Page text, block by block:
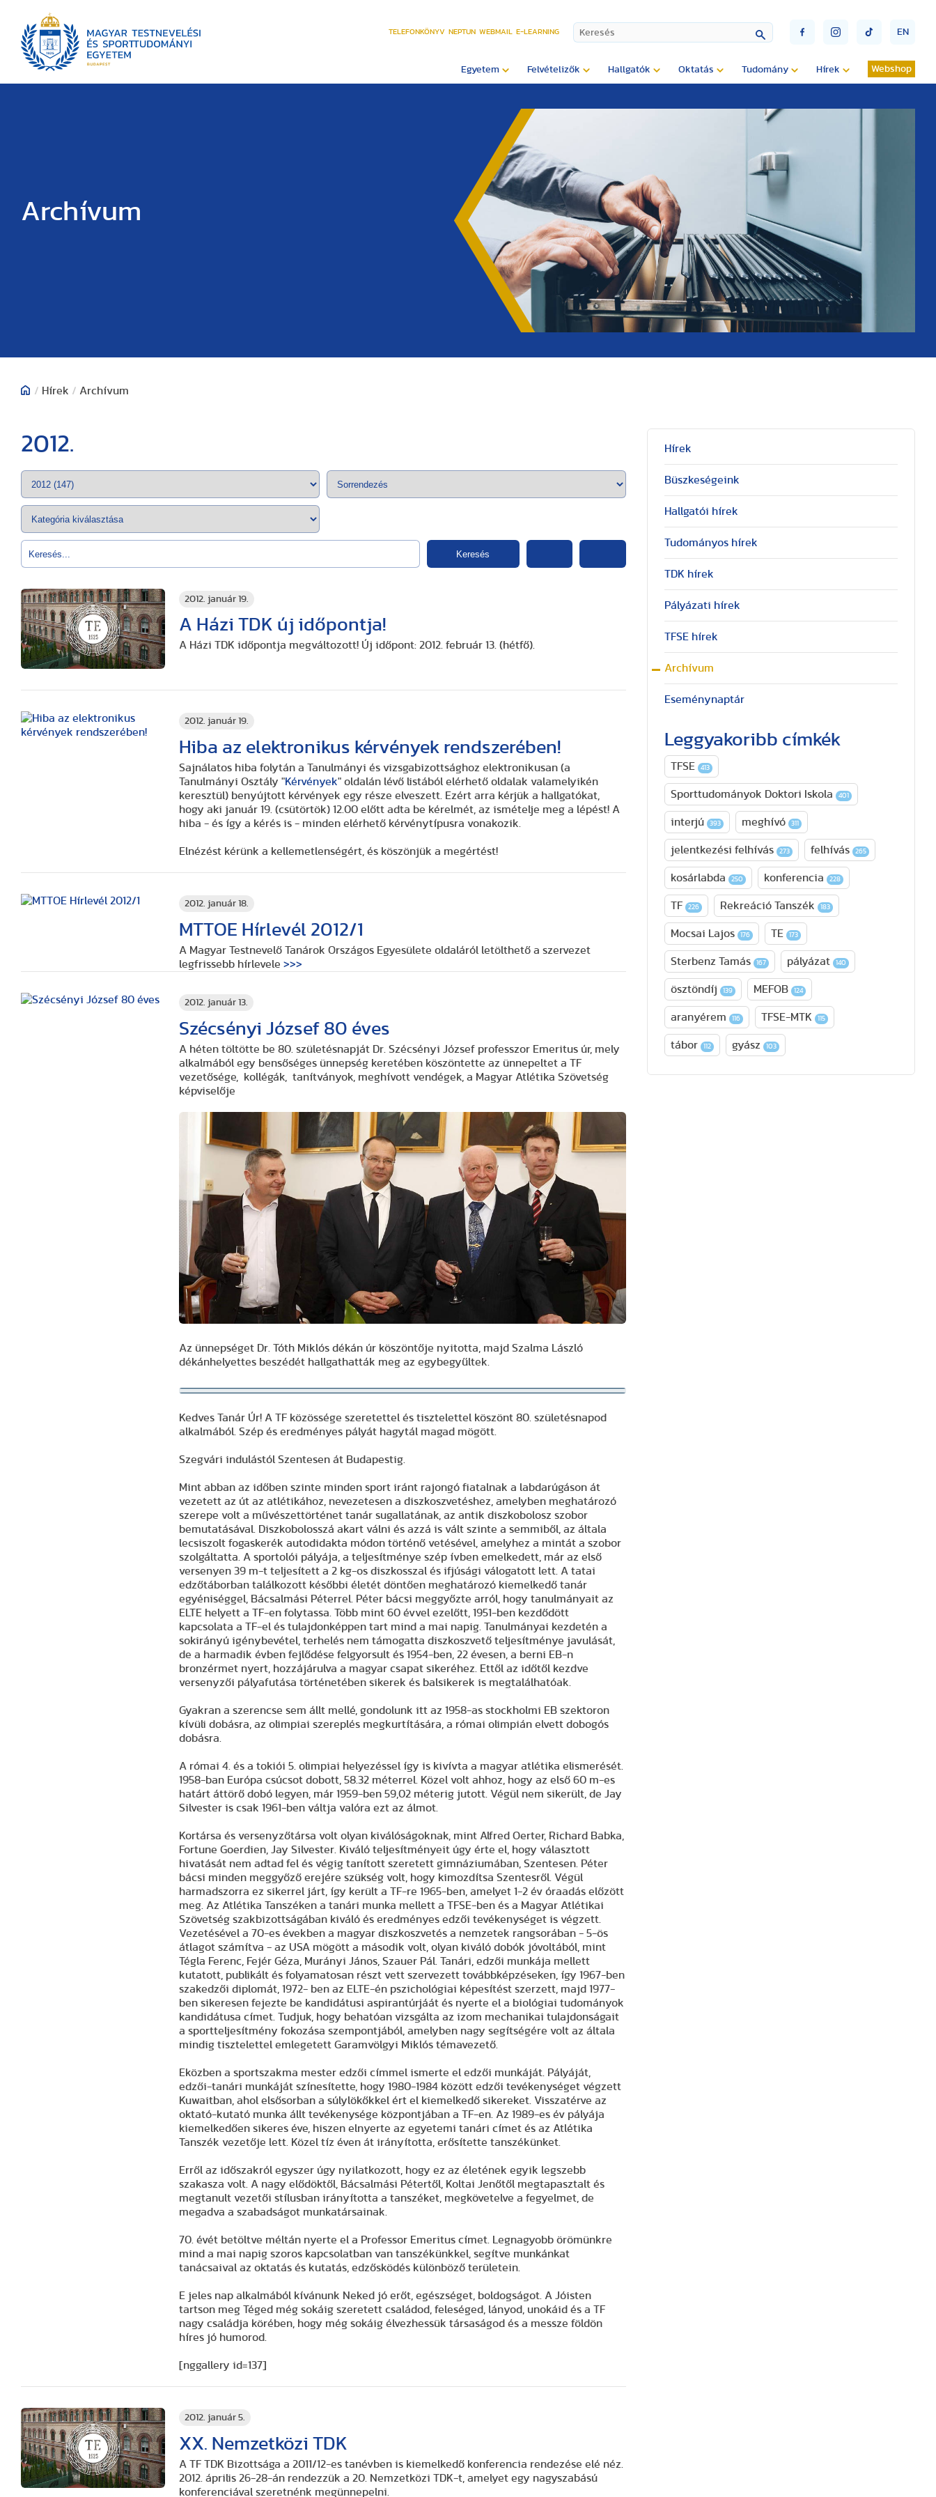
TELEFONKÖNYV NEPTUN WEBMAIL E-LEARNING EN
Egyetem Felvételizők Hallgatók Oktatás Tudomány Hírek Webshop
Archívum
/ Hírek / Archívum
2012.
Keresés
2012. január 19.
A Házi TDK új időpontja!
A Házi TDK időpontja megváltozott! Új időpont: 2012. február 13. (hétfő).
2012. január 19.
Hiba az elektronikus kérvények rendszerében!
Sajnálatos hiba folytán a Tanulmányi és vizsgabizottsághoz elektronikusan (a
Tanulmányi Osztály "Kérvények" oldalán lévő listából elérhető oldalak valamelyikén
keresztül) benyújtott kérvények egy része elveszett. Ezért arra kérjük a hallgatókat,
hogy aki január 19. (csütörtök) 12.00 előtt adta be kérelmét, az ismételje meg a lépést! A
hiba - és így a kérés is - minden elérhető kérvénytípusra vonakozik.
Elnézést kérünk a kellemetlenségért, és köszönjük a megértést!
2012. január 18.
MTTOE Hírlevél 2012/1
A Magyar Testnevelő Tanárok Országos Egyesülete oldaláról letölthető a szervezet
legfrissebb hírlevele>>>
2012. január 13.
Szécsényi József 80 éves
A héten töltötte be 80. születésnapját Dr. Szécsényi József professzor Emeritus úr, mely
alkalmából egy bensőséges ünnepség keretében köszöntette az ünnepeltet a TF
vezetősége, kollégák, tanítványok, meghívott vendégek, a Magyar Atlétika Szövetség
képviselője
Az ünnepséget Dr. Tóth Miklós dékán úr köszöntője nyitotta, majd Szalma László
dékánhelyettes beszédét hallgathatták meg az egybegyűltek.
Kedves Tanár Úr! A TF közössége szeretettel és tisztelettel köszönt 80. születésnapod
alkalmából. Szép és eredményes pályát hagytál magad mögött.
Szegvári indulástól Szentesen át Budapestig.
Mint abban az időben szinte minden sport iránt rajongó fiatalnak a labdarúgáson át
vezetett az út az atlétikához, nevezetesen a diszkoszvetéshez, amelyben meghatározó
szerepe volt a művészettörténet tanár sugallatának, az antik diszkobolosz szobor
bemutatásával. Diszkobolosszá akart válni és azzá is vált szinte a semmiből, az általa
lecsiszolt fogaskerék autodidakta módon történő vetésével, amelyhez a mintát a szobor
szolgáltatta. A sportolói pályája, a teljesítménye szép ívben emelkedett, már az első
versenyen 39 m-t teljesített a 2 kg-os diszkosszal és ifjúsági válogatott lett. A tatai
edzőtáborban találkozott későbbi életét döntően meghatározó kiemelkedő tanár
egyéniséggel, Bácsalmási Péterrel. Péter bácsi meggyőzte arról, hogy tanulmányait az
ELTE helyett a TF-en folytassa. Több mint 60 évvel ezelőtt, 1951-ben kezdődött
kapcsolata a TF-el és tulajdonképpen tart mind a mai napig. Tanulmányai kezdetén a
sokirányú igénybevétel, terhelés nem támogatta diszkoszvető teljesítménye javulását,
de a harmadik évben fejlődése felgyorsult és 1954-ben, 22 évesen, a berni EB-n
bronzérmet nyert, hozzájárulva a magyar csapat sikeréhez. Ettől az időtől kezdve
versenyzői pályafutása történetében sikerek és balsikerek is megtalálhatóak.
Gyakran a szerencse sem állt mellé, gondolunk itt az 1958-as stockholmi EB szektoron
kívüli dobásra, az olimpiai szereplés megkurtítására, a római olimpián elvett dobogós
dobásra.
A római 4. és a tokiói 5. olimpiai helyezéssel így is kivívta a magyar atlétika elismerését.
1958-ban Európa csúcsot dobott, 58.32 méterrel. Közel volt ahhoz, hogy az első 60 m-es
határt áttörő dobó legyen, már 1959-ben 59,02 méterig jutott. Végül nem sikerült, de Jay
Silvester is csak 1961-ben váltja valóra ezt az álmot.
Kortársa és versenyzőtársa volt olyan kiválóságoknak, mint Alfred Oerter, Richard Babka,
Fortune Goerdien, Jay Silvester. Kiváló teljesítményeit úgy érte el, hogy választott
hivatását nem adtad fel és végig tanított szeretett gimnáziumában, Szentesen. Péter
bácsi minden meggyőző erejére szükség volt, hogy kimozdítsa Szentesről. Végül
harmadszorra ez sikerrel járt, így került a TF-re 1965-ben, amelyet 1-2 év óraadás előzött
meg. Az Atlétika Tanszéken a tanári munka mellett a TFSE-ben és a Magyar Atlétikai
Szövetség szakbizottságában kiváló és eredményes edzői tevékenységet is végzett.
Vezetésével a 70-es években a magyar diszkoszvetés a nemzetek rangsorában - 5-ös
átlagot számítva - az USA mögött a második volt, olyan kiváló dobók jóvoltából, mint
Tégla Ferenc, Fejér Géza, Murányi János, Szauer Pál. Tanári, edzői munkája mellett
kutatott, publikált és folyamatosan részt vett szervezett továbbképzéseken, így 1967-ben
szakedzői diplomát, 1972- ben az ELTE-én pszichológiai képesítést szerzett, majd 1977-
ben sikeresen fejezte be kandidátusi aspirantúrjáát és nyerte el a biológiai tudományok
kandidátusa címet. Tudjuk, hogy behatóan vizsgálta az izom mechanikai tulajdonságait
a sportteljesítmény fokozása szempontjából, amelyben nagy segítségére volt az általa
mindig tisztelettel emlegetett Garamvölgyi Miklós témavezető.
Eközben a sportszakma mester edzői címmel ismerte el edzői munkáját. Pályáját,
edzői-tanári munkáját színesítette, hogy 1980-1984 között edzői tevékenységet végzett
Kuwaitban, ahol elsősorban a súlylökőkkel ért el kiemelkedő sikereket. Visszatérve az
oktató-kutató munka állt tevékenysége központjában a TF-en. Az 1989-es év pályája
kiemelkedően sikeres éve, hiszen elnyerte az egyetemi tanári címet és az Atlétika
Tanszék vezetője lett. Közel tíz éven át irányította, erősítette tanszékünket.
Erről az időszakról egyszer úgy nyilatkozott, hogy ez az életének egyik legszebb
szakasza volt. A nagy elődöktől, Bácsalmási Pétertől, Koltai Jenőtől megtapasztalt és
megtanult vezetői stílusban irányította a tanszéket, megkövetelve a fegyelmet, de
megadva a szabadságot munkatársainak.
70. évét betöltve méltán nyerte el a Professor Emeritus címet. Legnagyobb örömünkre
mind a mai napig szoros kapcsolatban van tanszékünkkel, segítve munkánkat
tanácsaival az oktatás és kutatás, edzősködés különböző területein.
E jeles nap alkalmából kívánunk Neked jó erőt, egészséget, boldogságot. A Jóisten
tartson meg Téged még sokáig szeretett családod, feleséged, lányod, unokáid és a TF
nagy családja körében, hogy még sokáig élvezhessük társaságod és a messze földön
híres jó humorod.
[nggallery id=137]
2012. január 5.
XX. Nemzetközi TDK
A TF TDK Bizottsága a 2011/12-es tanévben is kiemelkedő konferencia rendezése elé néz.
2012. április 26-28-án rendezzük a 20. Nemzetközi TDK-t, amelyet egy nagyszabású
konferenciával szeretnénk megünnepelni.
Hírek
Büszkeségeink
Hallgatói hírek
Tudományos hírek
TDK hírek
Pályázati hírek
TFSE hírek
Archívum
Eseménynaptár
Leggyakoribb címkék
TFSE 413
Sporttudományok Doktori Iskola 401
interjú 393 meghívó 311
jelentkezési felhívás 273 felhívás 265
kosárlabda 250 konferencia 228
TF 226 Rekreáció Tanszék 183
Mocsai Lajos 176 TE 173
Sterbenz Tamás 167 pályázat 140
ösztöndíj 139 MEFOB 124
aranyérem 116 TFSE-MTK 115
tábor 112 gyász 103